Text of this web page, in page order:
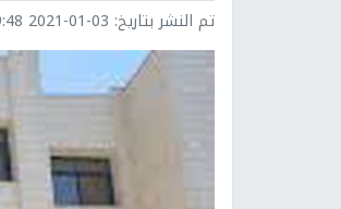
تم النشر بتاريخ: 2021-01-03 09:48